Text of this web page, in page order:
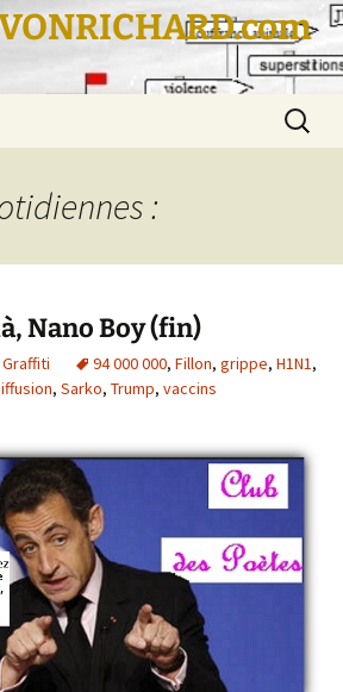
:
Nano Boy (fin)
Graffiti 94 000 000, Fillon, grippe, H1N1,
, Sarko, Trump, vaccins